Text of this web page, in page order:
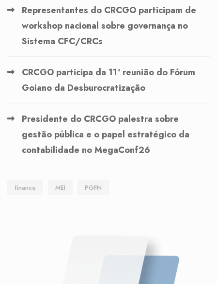
Representantes do CRCGO participam de
workshop nacional sobre governança no
Sistema CFC/CRCs
CRCGO participa da 11ª reunião do Fórum
Goiano da Desburocratização
Presidente do CRCGO palestra sobre
gestão pública e o papel estratégico da
contabilidade no MegaConf26
finance MEI PGFN